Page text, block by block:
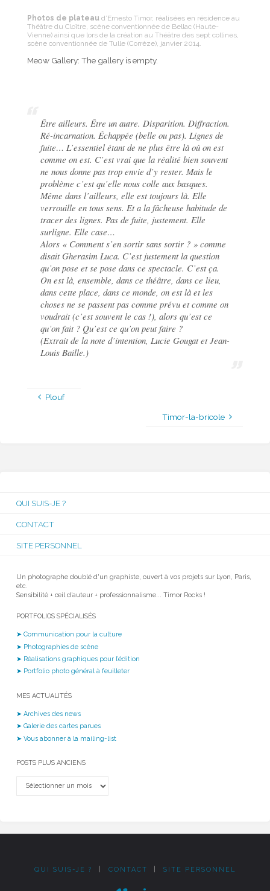
Photos de plateau d’Ernesto Timor, réalisées en résidence au
Théâtre du Cloître, scène conventionnée de Bellac (Haute-
Vienne) ainsi que lors de la création au Théâtre des sept collines,
scène conventionnée de Tulle (Corrèze), janvier 2014.
Meow Gallery: The gallery is empty.
Être ailleurs. Être un autre. Disparition. Diffraction.
Ré-incarnation. Échappée (belle ou pas). Lignes de
fuite… L’essentiel étant de ne plus être là où on est
comme on est. C’est vrai que la réalité bien souvent
ne nous donne pas trop envie d’y rester. Mais le
problème c’est qu’elle nous colle aux basques.
Même dans l’ailleurs, elle est toujours là. Elle
verrouille en tous sens. Et a la fâcheuse habitude de
tracer des lignes. Pas de fuite, justement. Elle
surligne. Elle case…
Alors « Comment s’en sortir sans sortir ? » comme
disait Gherasim Luca. C’est justement la question
qu’on pose et se pose dans ce spectacle. C’est ça.
On est là, ensemble, dans ce théâtre, dans ce lieu,
dans cette place, dans ce monde, on est là et les
choses ne se passent pas comme prévu et comme on
voudrait (c’est souvent le cas !), alors qu’est ce
qu’on fait ? Qu’est ce qu’on peut faire ?
(Extrait de la note d’intention, Lucie Gougat et Jean-
Louis Baille.)
Plouf
Timor-la-bricole
QUI SUIS-JE ?
CONTACT
SITE PERSONNEL
Un photographe doublé d'un graphiste, ouvert à vos projets sur Lyon, Paris,
etc.
Sensibilité + œil d’auteur + professionnalisme... Timor Rocks !
PORTFOLIOS SPÉCIALISÉS
➤ Communication pour la culture
➤ Photographies de scène
➤ Réalisations graphiques pour l’édition
➤ Portfolio photo général à feuilleter
MES ACTUALITÉS
➤ Archives des news
➤ Galerie des cartes parues
➤ Vous abonner à la mailing-list
POSTS PLUS ANCIENS
plus
QUI SUIS-JE ? CONTACT SITE PERSONNEL